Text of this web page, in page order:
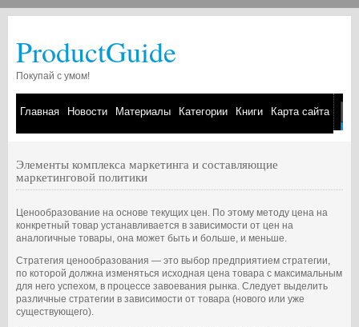
ProductGuide
Покупай с умом!
Главная Новости Материалы Категории Книги Карта сайта
Элементы комплекса маркетинга и составляющие
маркетинговой политики
Ценообразование на основе текущих цен. По этому методу цена на
конкретный товар устанавливается в зависимости от цен на
аналогичные товары, она может быть и больше, и меньше.
Стратегия ценообразования — это выбор предприятием стратегии,
по которой должна изменяться исходная цена товара с максимальным
для него успехом, в процессе завоевания рынка. Следует выделить
различные стратегии в зависимости от товара (нового или уже
существующего).